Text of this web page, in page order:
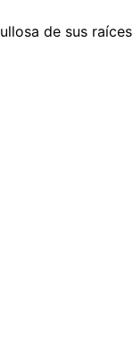
de sus raíces